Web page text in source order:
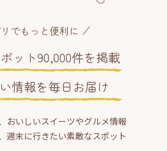
でもっと便利に
ット90,000件を掲載
情報を毎日お届け
おいしいスイーツやグルメ情報
週末に行きたい素敵なスポット